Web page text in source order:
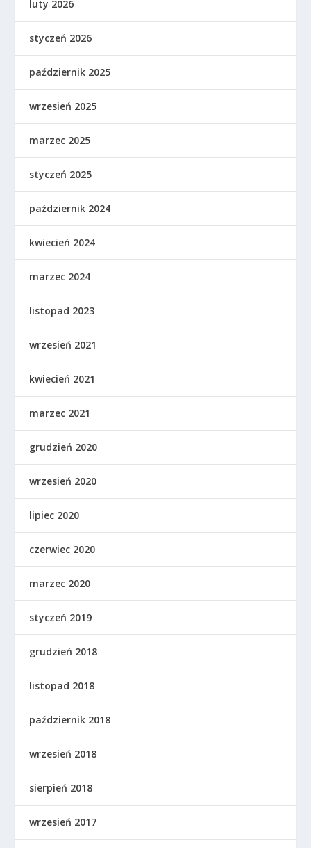
luty 2026
styczeń 2026
październik 2025
wrzesień 2025
marzec 2025
styczeń 2025
październik 2024
kwiecień 2024
marzec 2024
listopad 2023
wrzesień 2021
kwiecień 2021
marzec 2021
grudzień 2020
wrzesień 2020
lipiec 2020
czerwiec 2020
marzec 2020
styczeń 2019
grudzień 2018
listopad 2018
październik 2018
wrzesień 2018
sierpień 2018
wrzesień 2017